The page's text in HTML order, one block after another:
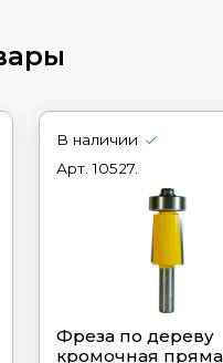
В наличии
Арт.10527.
Фреза по дереву
кромочная